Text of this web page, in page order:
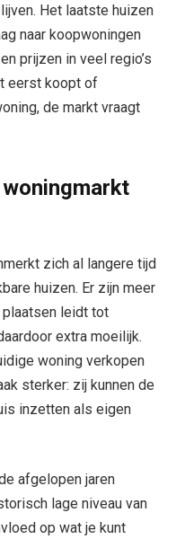
Het laatste huizen
naar koopwoningen
prijzen in veel regio’s
eerst koopt of
de markt vraagt
zich al langere tijd
huizen. Er zijn meer
plaatsen leidt tot
extra moeilijk.
woning verkopen
sterker: zij kunnen de
inzetten als eigen
afgelopen jaren
lage niveau van
op wat je kunt